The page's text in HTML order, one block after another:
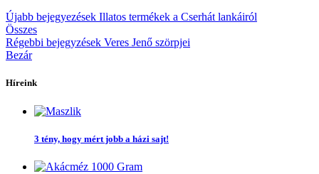
Újabb bejegyezések Illatos termékek a Cserhát lankáiról
Összes
Régebbi bejegyzések Veres Jenő szörpjei
Bezár
Híreink
3 tény, hogy mért jobb a házi sajt!